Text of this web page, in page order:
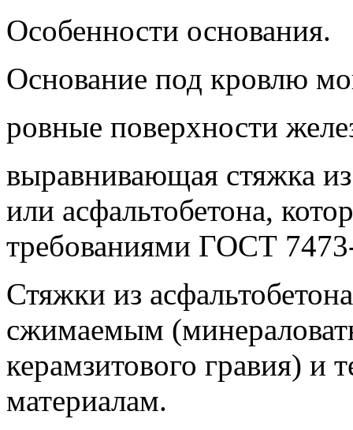
Особенности основания.
Основание под кровлю
ровные поверхности
выравнивающая стяжка
или асфальтобетона,
требованиями ГОСТ
Стяжки из
сжимаемым
керамзитового гравия) и
материалам.